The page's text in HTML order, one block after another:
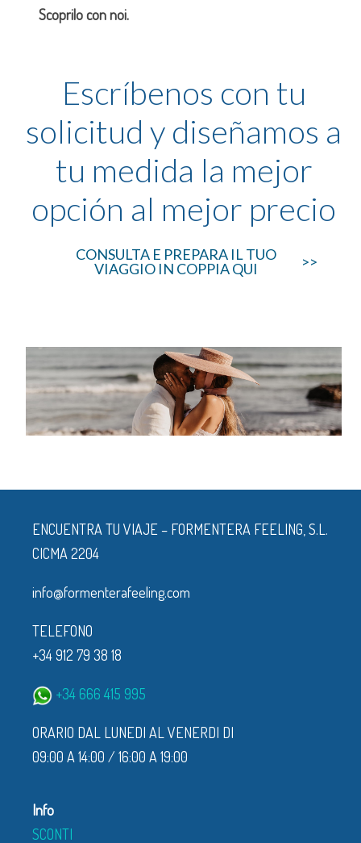
Scoprilo con noi.
Escríbenos con tu
solicitud y diseñamos a
tu medida la mejor
opción al mejor precio
CONSULTA E PREPARA IL TUO
VIAGGIO IN COPPIA QUI
>>
ENCUENTRA TU VIAJE – FORMENTERA FEELING, S.L.
CICMA 2204
info@formenterafeeling.com
TELEFONO
+34 912 79 38 18
+34 666 415 995
ORARIO DAL LUNEDI AL VENERDI DI
09:00 A 14:00 / 16:00 A 19:00
Info
SCONTI